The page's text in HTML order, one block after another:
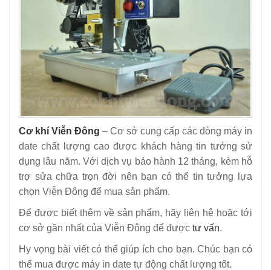
Cơ khí Viễn Đông – Cơ sở cung cấp các dòng máy in
date chất lượng cao được khách hàng tin tưởng sử
dụng lâu năm. Với dịch vụ bảo hành 12 tháng, kèm hỗ
trợ sửa chữa trọn đời nên bạn có thể tin tưởng lựa
chọn Viễn Đông để mua sản phẩm.
Để được biết thêm về sản phẩm, hãy liên hệ hoặc tới
cơ sở gần nhất của Viễn Đông để được tư vấn.
Hy vọng bài viết có thể giúp ích cho bạn. Chúc bạn có
thể mua được máy in date tự động chất lượng tốt.